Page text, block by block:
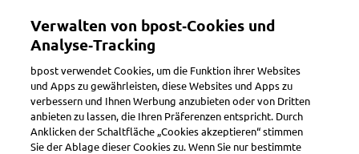
Toggle navigation
Paket vorbereiten
Verwalten von bpost‑Cookies und
Analyse‑Tracking
bpost verwendet Cookies, um die Funktion ihrer Websites
und Apps zu gewährleisten, diese Websites und Apps zu
verbessern und Ihnen Werbung anzubieten oder von Dritten
anbieten zu lassen, die Ihren Präferenzen entspricht. Durch
Anklicken der Schaltfläche „Cookies akzeptieren“ stimmen
Sie der Ablage dieser Cookies zu. Wenn Sie nur bestimmte